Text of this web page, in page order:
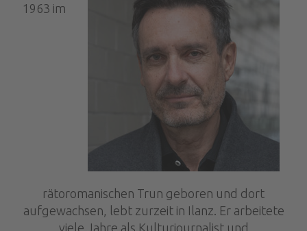
1963 im
rätoromanischen Trun geboren und dort
aufgewachsen, lebt zurzeit in Ilanz. Er arbeitete
viele Jahre als Kulturjournalist und